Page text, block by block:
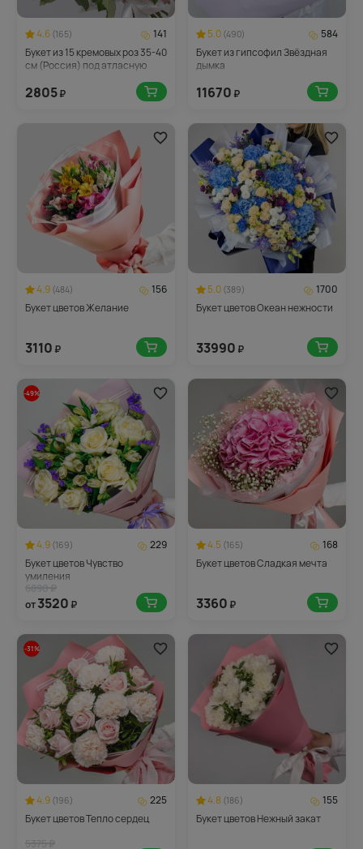
4.6 (165)
141
Букет из 15 кремовых роз 35-40
см (Россия) под атласную
2805₽
5.0 (490)
584
Букет из гипсофил Звёздная
дымка
11670 ₽
4.9 (484)
156
Букет цветов Желание
3110 ₽
5.0 (389)
1700
Букет цветов Океан нежности
33990 ₽
-49%
4.9 (169)
229
Букет цветов Чувство
умиления
от3520 ₽
4.5 (165)
168
Букет цветов Сладкая мечта
3360 ₽
-31%
4.9 (196)
225
Букет цветов Тепло сердец
4.8 (186)
155
Букет цветов Нежный закат